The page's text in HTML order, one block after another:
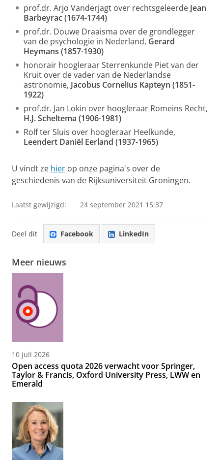
prof.dr. Arjo Vanderjagt over rechtsgeleerde Jean
Barbeyrac (1674-1744)
prof.dr. Douwe Draaisma over de grondlegger
van de psychologie in Nederland, Gerard
Heymans (1857-1930)
honorair hoogleraar Sterrenkunde Piet van der
Kruit over de vader van de Nederlandse
astronomie, Jacobus Cornelius Kapteyn (1851-
1922)
prof.dr. Jan Lokin over hoogleraar Romeins Recht,
H.J. Scheltema (1906-1981)
Rolf ter Sluis over hoogleraar Heelkunde,
Leendert Daniël Eerland (1937-1965)
U vindt ze hier op onze pagina's over de
geschiedenis van de Rijksuniversiteit Groningen.
Laatst gewijzigd: 24 september 2021 15:37
Deel dit Facebook LinkedIn
Meer nieuws
10 juli 2026
Open access quota 2026 verwacht voor Springer,
Taylor & Francis, Oxford University Press, LWW en
Emerald